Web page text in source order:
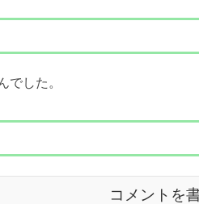
でした。
コメントを